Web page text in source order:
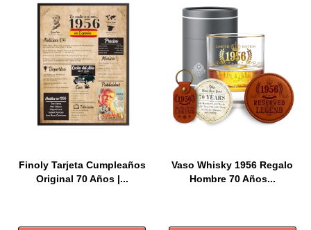
Finoly Tarjeta Cumpleaños
Original 70 Años |...
Vaso Whisky 1956 Regalo
Hombre 70 Años...